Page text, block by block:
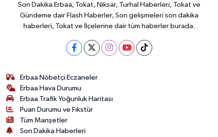
Son Dakika Erbaa, Tokat, Niksar, Turhal Haberleri, Tokat ve
Gündeme dair Flash Haberler, Son gelişmeleri son dakika
haberleri, Tokat ve İlçelerine dair tüm haberler burada.
Erbaa Nöbetçi Eczaneler
Erbaa Hava Durumu
Erbaa Trafik Yoğunluk Haritası
Puan Durumu ve Fikstür
Tüm Manşetler
Son Dakika Haberleri